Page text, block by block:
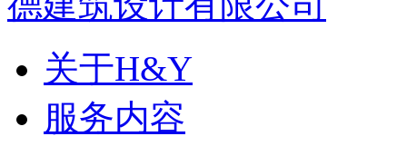
关于H&Y
服务内容